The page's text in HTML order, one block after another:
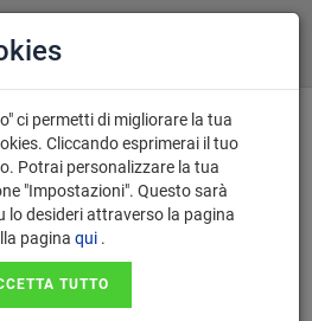
di targa nel
AA123AA.
ci permetti di migliorare la tua
Cliccando esprimerai il tuo
Potrai personalizzare la tua
"Impostazioni". Questo sarà
lo desideri attraverso la pagina
pagina qui .
TUTTO